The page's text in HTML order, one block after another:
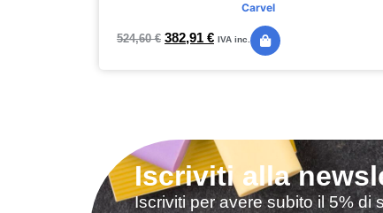
Carvel
524,60€ 382,91 € IVA inc.
Iscriviti alla
Iscriviti per avere subito il 5% di